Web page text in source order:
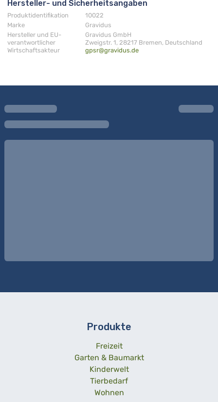
Hersteller- und Sicherheitsangaben
Produktidentifikation
10022
Marke
Gravidus
Hersteller und EU-
verantwortlicher
Wirtschaftsakteur
Gravidus GmbH
Zweigstr. 1, 28217 Bremen, Deutschland
gpsr@gravidus.de
Produkte
Freizeit
Garten & Baumarkt
Kinderwelt
Tierbedarf
Wohnen